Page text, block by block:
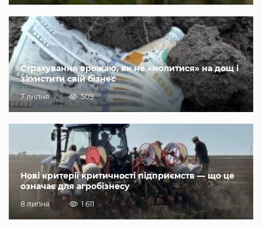
Страхування врожаю, як не «молитися» на дощ і
захистити свій бізнес
7 липня 509
Нові критерії критичності підприємств — що це
означає для агробізнесу
8 липня 1 611